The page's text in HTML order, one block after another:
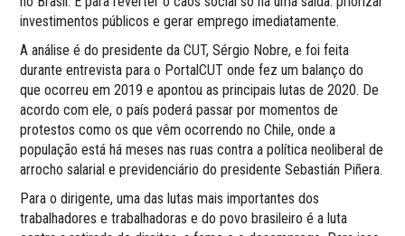
investimentos públicos e gerar emprego imediatamente.
A análise é do presidente da CUT, Sérgio Nobre, e foi feita
durante entrevista para o PortalCUT onde fez um balanço do
que ocorreu em 2019 e apontou as principais lutas de 2020. De
acordo com ele, o país poderá passar por momentos de
protestos como os que vêm ocorrendo no Chile, onde a
população está há meses nas ruas contra a política neoliberal de
arrocho salarial e previdenciário do presidente Sebastián Piñera.
Para o dirigente, uma das lutas mais importantes dos
trabalhadores e trabalhadoras e do povo brasileiro é a luta